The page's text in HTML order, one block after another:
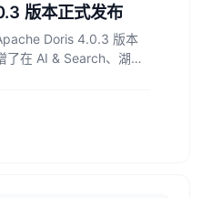
版本正式发布
Doris 4.0.3 版本
了在 AI & Search、湖仓